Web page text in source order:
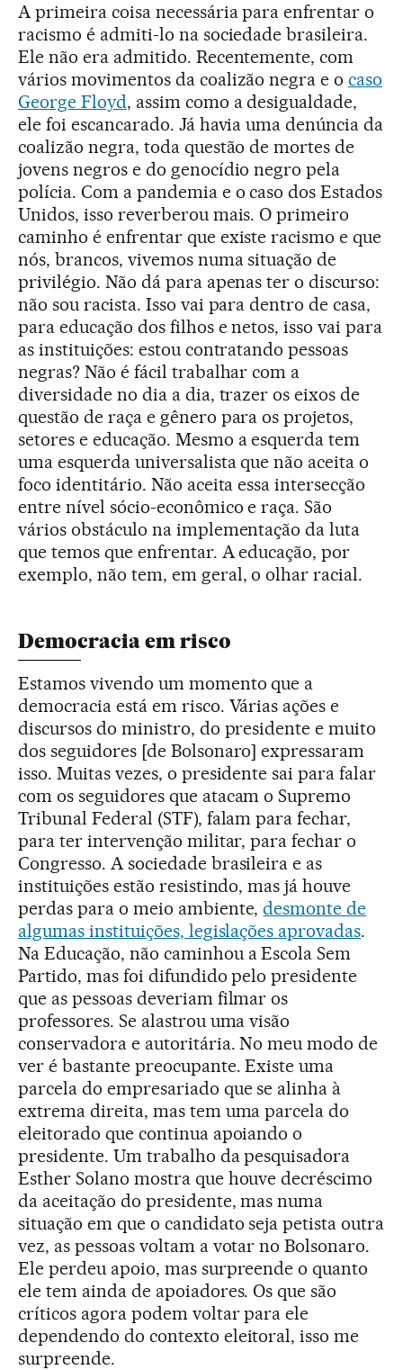
A primeira coisa necessária para enfrentar o
racismo é admiti-lo na sociedade brasileira.
Ele não era admitido. Recentemente, com
vários movimentos da coalizão negra e ocaso
George Floyd, assim como a desigualdade,
ele foi escancarado. Já havia uma denúncia da
coalizão negra, toda questão de mortes de
jovens negros e do genocídio negro pela
polícia. Com a pandemia e o caso dos Estados
Unidos, isso reverberou mais. O primeiro
caminho é enfrentar que existe racismo e que
nós, brancos, vivemos numa situação de
privilégio. Não dá para apenas ter o discurso:
não sou racista. Isso vai para dentro de casa,
para educação dos filhos e netos, isso vai para
as instituições: estou contratando pessoas
negras? Não é fácil trabalhar com a
diversidade no dia a dia, trazer os eixos de
questão de raça e gênero para os projetos,
setores e educação. Mesmo a esquerda tem
uma esquerda universalista que não aceita o
foco identitário. Não aceita essa intersecção
entre nível sócio-econômico e raça. São
vários obstáculo na implementação da luta
que temos que enfrentar. A educação, por
exemplo, não tem, em geral, o olhar racial.
Democracia em risco
Estamos vivendo um momento que a
democracia está em risco. Várias ações e
discursos do ministro, do presidente e muito
dos seguidores [de Bolsonaro] expressaram
isso. Muitas vezes, o presidente sai para falar
com os seguidores que atacam o Supremo
Tribunal Federal (STF), falam para fechar,
para ter intervenção militar, para fechar o
Congresso. A sociedade brasileira e as
instituições estão resistindo, mas já houve
perdas para o meio ambiente,desmonte de
algumas instituições, legislações aprovadas.
Na Educação, não caminhou a Escola Sem
Partido, mas foi difundido pelo presidente
que as pessoas deveriam filmar os
professores. Se alastrou uma visão
conservadora e autoritária. No meu modo de
ver é bastante preocupante. Existe uma
parcela do empresariado que se alinha à
extrema direita, mas tem uma parcela do
eleitorado que continua apoiando o
presidente. Um trabalho da pesquisadora
Esther Solano mostra que houve decréscimo
da aceitação do presidente, mas numa
situação em que o candidato seja petista outra
vez, as pessoas voltam a votar no Bolsonaro.
Ele perdeu apoio, mas surpreende o quanto
ele tem ainda de apoiadores. Os que são
críticos agora podem voltar para ele
dependendo do contexto eleitoral, isso me
surpreende.